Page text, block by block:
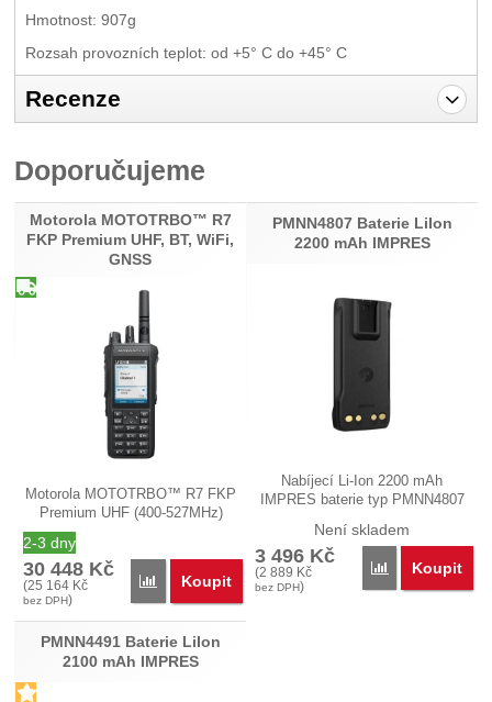
Hmotnost: 907g
Rozsah provozních teplot: od +5° C do +45° C
Recenze
Recenze
Nebyla přidána žádná recenze.
Doporučujeme
Motorola MOTOTRBO™ R7
FKP Premium UHF, BT, WiFi,
GNSS
Motorola MOTOTRBO™ R7 FKP
Premium UHF (400-527MHz)
2-3 dny
30 448 Kč
(25 164 Kč
bez DPH)
Porovnat
Koupit
PMNN4807 Baterie LiIon
2200 mAh IMPRES
Nabíjecí Li-Ion 2200 mAh
IMPRES baterie typ PMNN4807
Není skladem
3 496 Kč
(2 889 Kč
bez DPH)
Porovnat
Koupit
PMNN4491 Baterie LiIon
2100 mAh IMPRES